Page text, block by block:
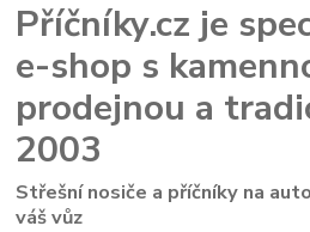
Příčníky.cz je
e-shop s
prodejnou a
2003
Střešní nosiče a příčníky na
váš vůz